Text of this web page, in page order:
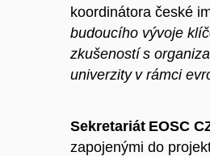
koordinátora české
budoucího vývoje
zkušeností s
univerzity v rámci
Sekretariát EOSC
zapojenými do